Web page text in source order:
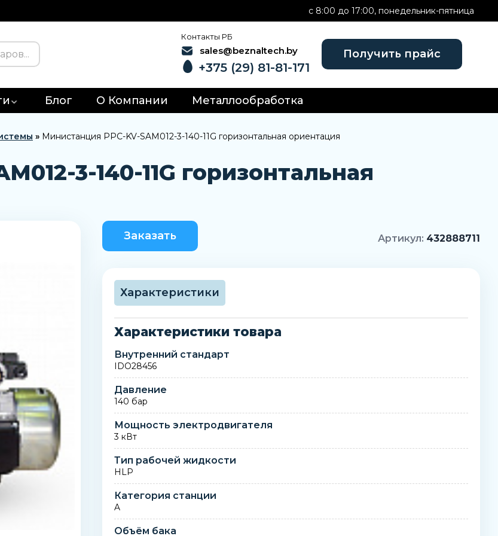
c 8:00 до 17:00, понедельник-пятница
Контакты РБ
sales@beznaltech.by
+375 (29) 81-81-171
Получить прайс
Блог О Компании Металлообработка
» Министанция PPC-KV-SAM012-3-140-11G горизонтальная ориентация
3-140-11G горизонтальная
Заказать Артикул: 432888711
Характеристики
Характеристики товара
Внутренний стандарт
IDO28456
Давление
140 бар
Мощность электродвигателя
3 кВт
Тип рабочей жидкости
HLP
Категория станции
A
Объём бака